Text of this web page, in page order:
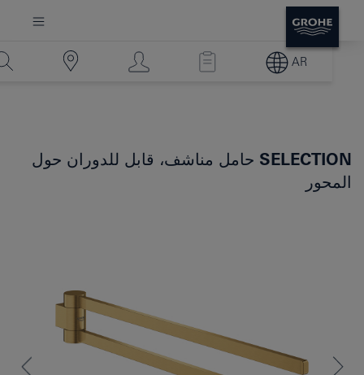
AR
SELECTION حامل مناشف، قابل للدوران حول
المحور